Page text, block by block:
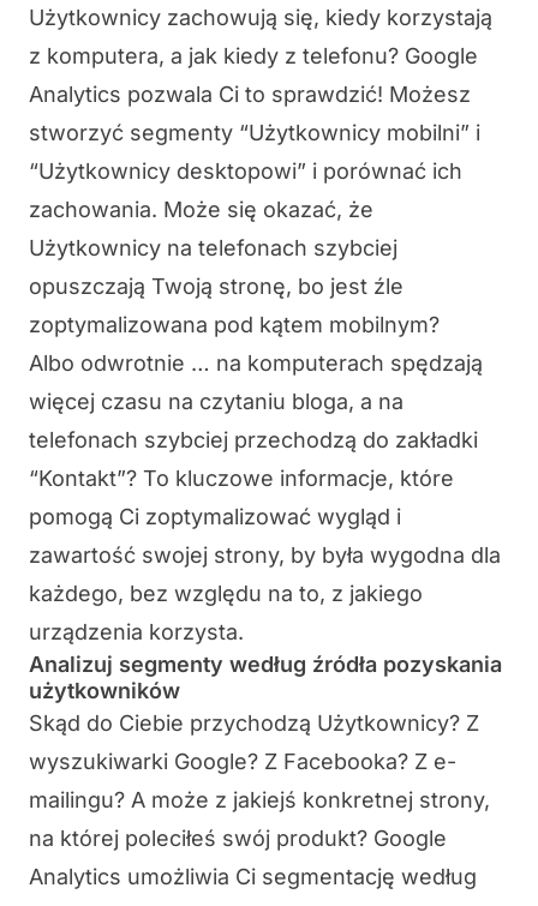
Użytkownicy zachowują się, kiedy korzystają
z komputera, a jak kiedy z telefonu? Google
Analytics pozwala Ci to sprawdzić! Możesz
stworzyć segmenty “Użytkownicy mobilni” i
“Użytkownicy desktopowi” i porównać ich
zachowania. Może się okazać, że
Użytkownicy na telefonach szybciej
opuszczają Twoją stronę, bo jest źle
zoptymalizowana pod kątem mobilnym?
Albo odwrotnie … na komputerach spędzają
więcej czasu na czytaniu bloga, a na
telefonach szybciej przechodzą do zakładki
“Kontakt”? To kluczowe informacje, które
pomogą Ci zoptymalizować wygląd i
zawartość swojej strony, by była wygodna dla
każdego, bez względu na to, z jakiego
urządzenia korzysta.
Analizuj segmenty według źródła pozyskania
użytkowników
Skąd do Ciebie przychodzą Użytkownicy? Z
wyszukiwarki Google? Z Facebooka? Z e-
mailingu? A może z jakiejś konkretnej strony,
na której poleciłeś swój produkt? Google
Analytics umożliwia Ci segmentację według